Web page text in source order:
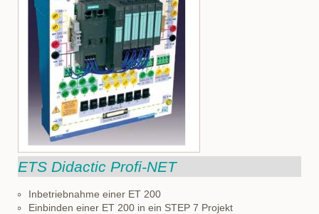
ETS Didactic Profi-NET
Inbetriebnahme einer ET 200
Einbinden einer ET 200 in ein STEP 7 Projekt